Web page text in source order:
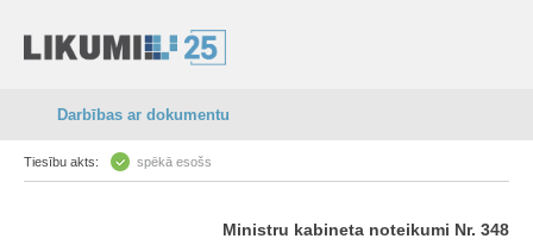
Darbības ar dokumentu
Tiesību akts: spēkā esošs
Ministru kabineta noteikumi Nr. 348